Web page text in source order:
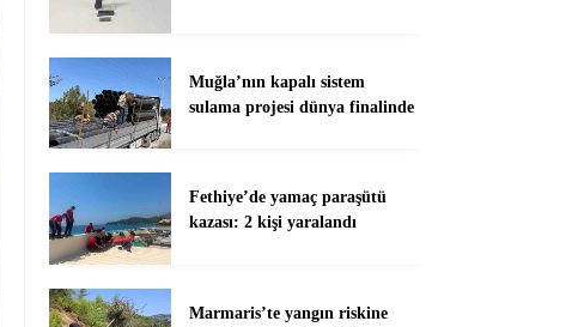
Muğla’nın kapalı sistem
sulama projesi dünya finalinde
Fethiye’de yamaç paraşütü
kazası: 2 kişi yaralandı
Marmaris’te yangın riskine